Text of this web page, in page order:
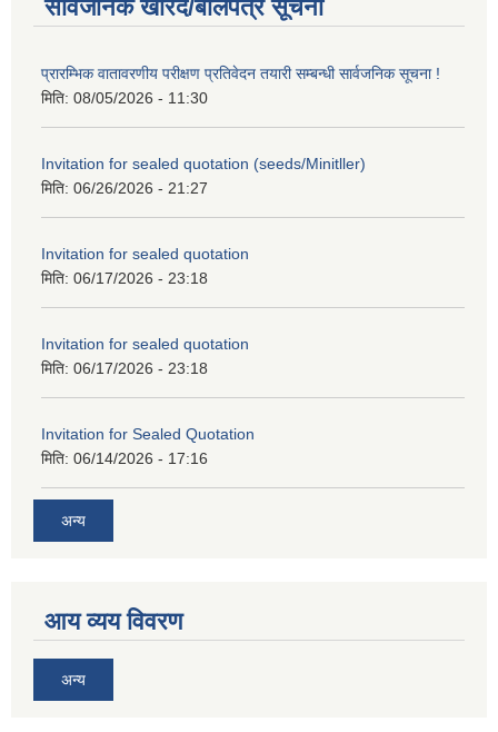
सार्वजनिक खरिद/बोलपत्र सूचना
प्रारम्भिक वातावरणीय परीक्षण प्रतिवेदन तयारी सम्बन्धी सार्वजनिक सूचना !
मिति: 08/05/2026 - 11:30
Invitation for sealed quotation (seeds/Minitller)
मिति: 06/26/2026 - 21:27
Invitation for sealed quotation
मिति: 06/17/2026 - 23:18
Invitation for sealed quotation
मिति: 06/17/2026 - 23:18
Invitation for Sealed Quotation
मिति: 06/14/2026 - 17:16
अन्य
आय व्यय विवरण
अन्य